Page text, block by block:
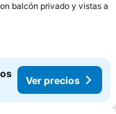
balcón privado y vistas a
Ver precios